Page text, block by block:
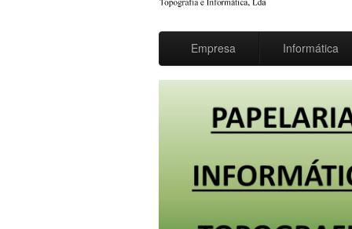
Empresa Informática